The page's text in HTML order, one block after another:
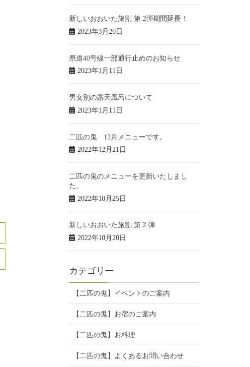
新しいおおいた旅割 第 2弾期間延長！
2023年3月20日
県道40号線一部通行止めのお知らせ
2023年1月11日
男女別の露天風呂について
2023年1月11日
二匹の鬼 12月メニューです。
2022年12月21日
二匹の鬼のメニューを更新いたしまし
た。
2022年10月25日
新しいおおいた旅割 第 2 弾
2022年10月20日
カテゴリー
【二匹の鬼】イベントのご案内
【二匹の鬼】お宿のご案内
【二匹の鬼】お料理
【二匹の鬼】よくあるお問い合わせ